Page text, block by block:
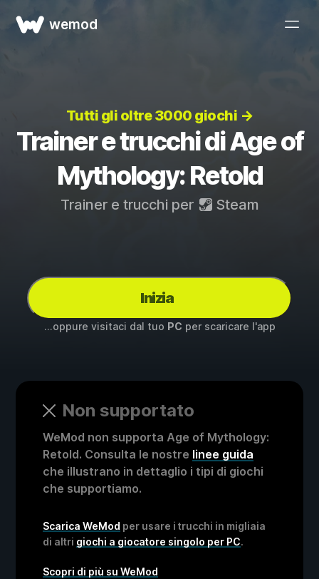
wemod
Tutti gli oltre 3000 giochi →
Trainer e trucchi di Age of
Mythology: Retold
Trainer e trucchi per Steam
Inizia
...oppure visitaci dal tuo PC per scaricare l'app
Non supportato
WeMod non supporta Age of Mythology:
Retold. Consulta le nostre linee guida
che illustrano in dettaglio i tipi di giochi
che supportiamo.
Scarica WeMod per usare i trucchi in migliaia
di altri giochi a giocatore singolo per PC.
Scopri di più su WeMod